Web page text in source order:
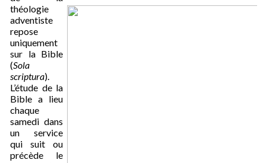
théologie
adventiste
repose
uniquement
sur la Bible
(Sola
scriptura).
L’étude de la
Bible a lieu
chaque
samedi dans
un service
qui suit ou
précède le